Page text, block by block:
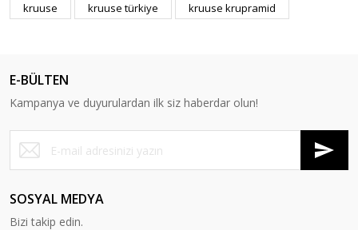
kruuse
kruuse türkiye kruuse krupramid
E-BÜLTEN
Kampanya ve duyurulardan ilk siz haberdar olun!
SOSYAL MEDYA
Bizi takip edin.